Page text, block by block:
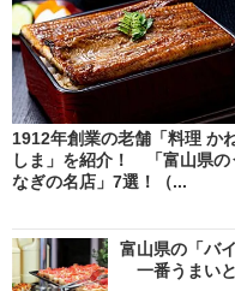
1912年創業の老舗「料理 か
しま」を紹介！ 「富山県の
なぎの名店」7選！（...
富山県の「バ
一番うまい